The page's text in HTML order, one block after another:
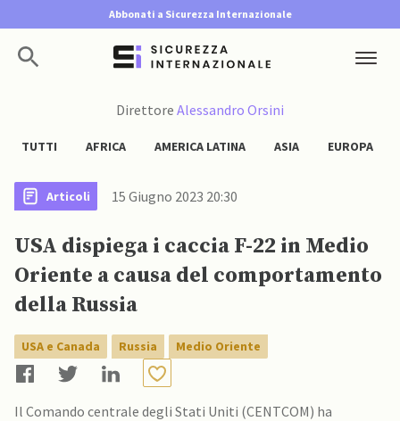
Abbonati a Sicurezza Internazionale
Direttore Alessandro Orsini
TUTTI AFRICA AMERICA LATINA ASIA EUROPA
Articoli 15 Giugno 2023 20:30
USA dispiega i caccia F-22 in Medio
Oriente a causa del comportamento
della Russia
USA e Canada Russia Medio Oriente
Il Comando centrale degli Stati Uniti (CENTCOM) ha